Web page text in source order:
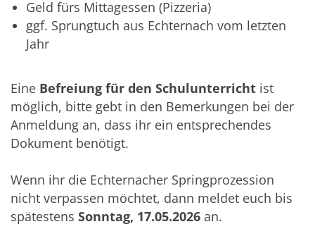
Geld fürs Mittagessen (Pizzeria)
ggf. Sprungtuch aus Echternach vom letzten
Jahr
Eine Befreiung für den Schulunterricht ist
möglich, bitte gebt in den Bemerkungen bei der
Anmeldung an, dass ihr ein entsprechendes
Dokument benötigt.
Wenn ihr die Echternacher Springprozession
nicht verpassen möchtet, dann meldet euch bis
spätestens Sonntag, 17.05.2026 an.